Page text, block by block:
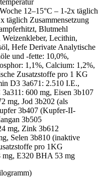
12–15°C – 1-2x täglich
täglich Zusammensetzung
Blutmehl
Lecithin,
Hefe Derivate Analytische
und -fette: 10,0%,
1,1%, Calcium: 1,2%,
Zusatzstoffe pro 1 KG
D3 3a671: 2.510 I.E.,
600 mg, Eisen 3b107
mg, Jod 3b202 (als
3b407 (Kupfer-II-
3b505
mg, Zink 3b612
Selen 3b810 (inaktive
pro 1KG
mg, E320 BHA 53 mg